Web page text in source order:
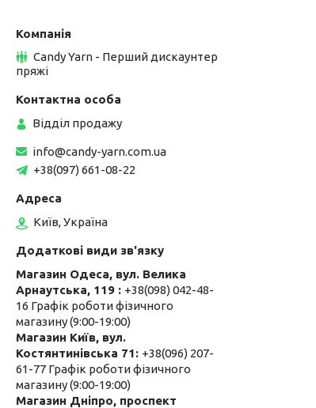
Candy Yarn - Перший дискаунтер
пряжі
Відділ продажу
info@candy-yarn.com.ua
+38(097) 661-08-22
Київ, Україна
Магазин Одеса, вул. Велика
Арнаутська, 119
+38(098) 042-48-
16 Графік роботи фізичного
магазину (9:00-19:00)
Магазин Київ, вул.
Костянтинівська 71
+38(096) 207-
61-77 Графік роботи фізичного
магазину (9:00-19:00)
Магазин Дніпро, проспект